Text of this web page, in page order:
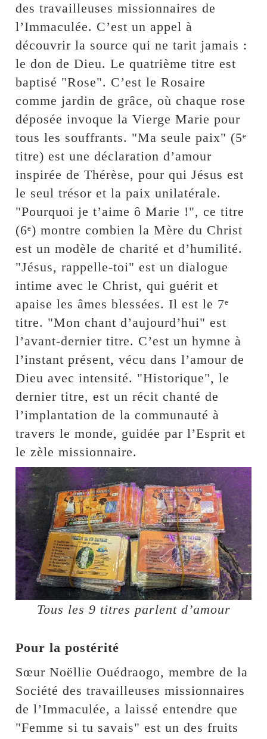
des travailleuses missionnaires de
l’Immaculée. C’est un appel à
découvrir la source qui ne tarit jamais :
le don de Dieu. Le quatrième titre est
baptisé "Rose". C’est le Rosaire
comme jardin de grâce, où chaque rose
déposée invoque la Vierge Marie pour
tous les souffrants. "Ma seule paix" (5ᵉ
titre) est une déclaration d’amour
inspirée de Thérèse, pour qui Jésus est
le seul trésor et la paix unilatérale.
"Pourquoi je t’aime ô Marie !", ce titre
(6ᵉ) montre combien la Mère du Christ
est un modèle de charité et d’humilité.
"Jésus, rappelle-toi" est un dialogue
intime avec le Christ, qui guérit et
apaise les âmes blessées. Il est le 7ᵉ
titre. "Mon chant d’aujourd’hui" est
l’avant-dernier titre. C’est un hymne à
l’instant présent, vécu dans l’amour de
Dieu avec intensité. "Historique", le
dernier titre, est un récit chanté de
l’implantation de la communauté à
travers le monde, guidée par l’Esprit et
le zèle missionnaire.
Tous les 9 titres parlent d’amour
Pour la postérité
Sœur Noëllie Ouédraogo, membre de la
Société des travailleuses missionnaires
de l’Immaculée, a laissé entendre que
"Femme si tu savais" est un des fruits